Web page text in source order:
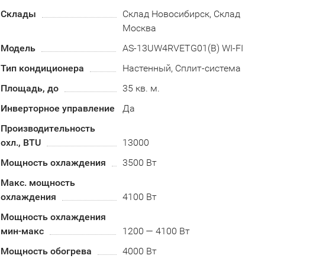
Склады
Склад Новосибирск, Склад
Москва
Модель
AS-13UW4RVETG01(B) WI-FI
Тип кондиционера
Настенный, Сплит-система
Площадь, до
35 кв. м.
Инверторное управление
Да
Производительность
охл., BTU
13000
Мощность охлаждения
3500 Вт
Макс. мощность
охлаждения
4100 Вт
Мощность охлаждения
мин-макс
1200 — 4100 Вт
Мощность обогрева
4000 Вт